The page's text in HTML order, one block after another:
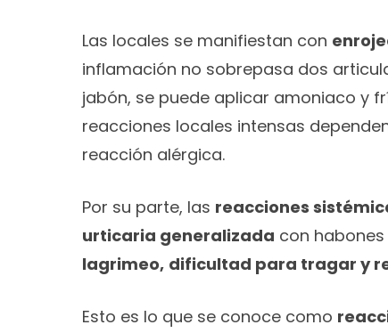
Las locales se manifiestan con
inflamación no sobrepasa dos
jabón, se puede aplicar amoniaco y
reacciones locales intensas
reacción alérgica.
Por su parte, las reacciones
urticaria generalizada con
lagrimeo, dificultad para tragar y
Esto es lo que se conoce como